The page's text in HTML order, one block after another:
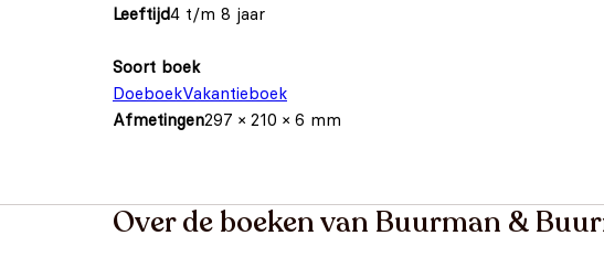
Leeftijd4 t/m 8 jaar
Soort boek
DoeboekVakantieboek
Afmetingen297 × 210 × 6 mm
Over de boeken van Buurman &